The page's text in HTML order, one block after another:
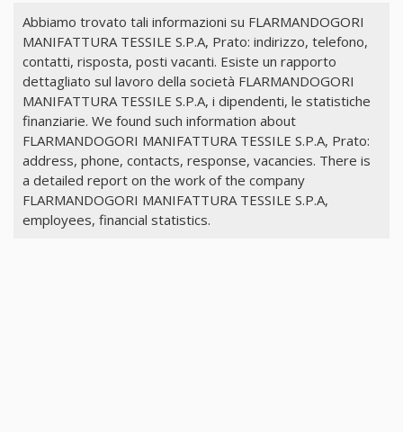
Abbiamo trovato tali informazioni su FLARMANDOGORI
MANIFATTURA TESSILE S.P.A, Prato: indirizzo, telefono,
contatti, risposta, posti vacanti. Esiste un rapporto
dettagliato sul lavoro della società FLARMANDOGORI
MANIFATTURA TESSILE S.P.A, i dipendenti, le statistiche
finanziarie. We found such information about
FLARMANDOGORI MANIFATTURA TESSILE S.P.A, Prato:
address, phone, contacts, response, vacancies. There is
a detailed report on the work of the company
FLARMANDOGORI MANIFATTURA TESSILE S.P.A,
employees, financial statistics.